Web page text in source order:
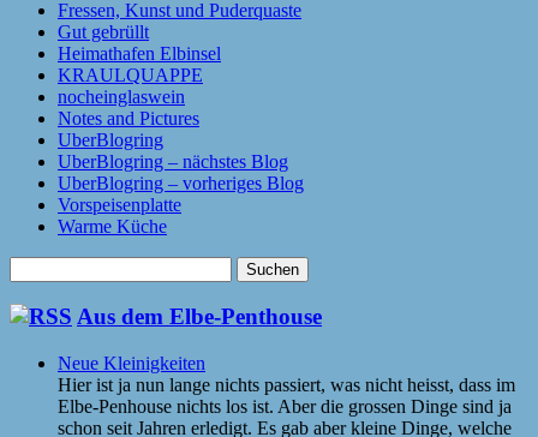
Fressen, Kunst und Puderquaste
Gut gebrüllt
Heimathafen Elbinsel
KRAULQUAPPE
nocheinglaswein
Notes and Pictures
UberBlogring
UberBlogring – nächstes Blog
UberBlogring – vorheriges Blog
Vorspeisenplatte
Warme Küche
nach:
Aus dem Elbe-Penthouse
Neue Kleinigkeiten
Hier ist ja nun lange nichts passiert, was nicht heisst, dass im
Elbe-Penhouse nichts los ist. Aber die grossen Dinge sind ja
schon seit Jahren erledigt. Es gab aber kleine Dinge, welche